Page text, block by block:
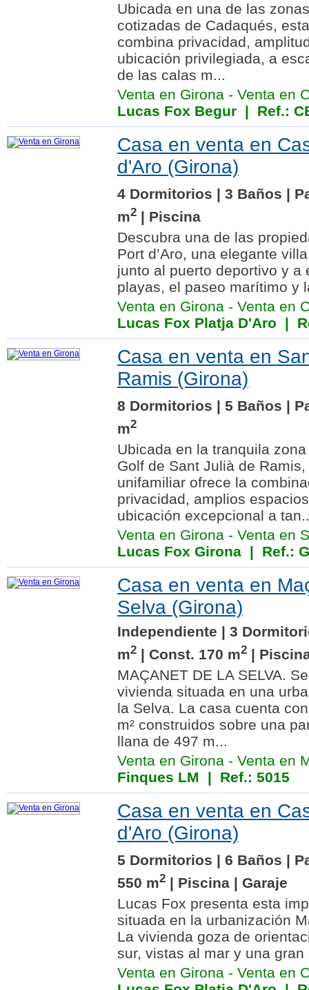
Ubicada en una de las
cotizadas de Cadaqués,
combina privacidad,
ubicación privilegiada, a
de las calas m...
Venta en Girona - Venta en
Lucas Fox Begur | Ref.:
Casa en venta en
d'Aro (Girona)
4 Dormitorios | 3 Baños |
m2 | Piscina
Descubra una de las
Port d’Aro, una elegante
junto al puerto deportivo y a
playas, el paseo marítimo y
Venta en Girona - Venta en
Lucas Fox Platja D'Aro |
Casa en venta en
Ramis (Girona)
8 Dormitorios | 5 Baños |
m2
Ubicada en la tranquila
Golf de Sant Julià de
unifamiliar ofrece la
privacidad, amplios
ubicación excepcional a
Venta en Girona - Venta en
Lucas Fox Girona | Ref.:
Casa en venta en
Selva (Girona)
Independiente | 3
m2 | Const. 170 m2 |
MAÇANET DE LA SELVA.
vivienda situada en una
la Selva. La casa cuenta
m² construidos sobre una
llana de 497 m...
Venta en Girona - Venta en
Finques LM | Ref.: 5015
Casa en venta en
d'Aro (Girona)
5 Dormitorios | 6 Baños |
550 m2 | Piscina | Garaje
Lucas Fox presenta esta
situada en la urbanización
La vivienda goza de
sur, vistas al mar y una
Venta en Girona - Venta en